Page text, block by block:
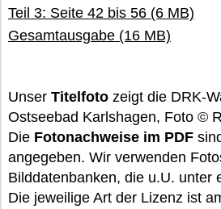
Teil 3: Seite 42 bis 56 (6 MB)
Gesamtausgabe (16 MB)
Unser Titelfoto zeigt die DRK-
Ostseebad Karlshagen, Foto ©
Die Fotonachweise im PDF
angegeben. Wir verwenden
Bilddatenbanken, die u.U. unter
Die jeweilige Art der Lizenz ist